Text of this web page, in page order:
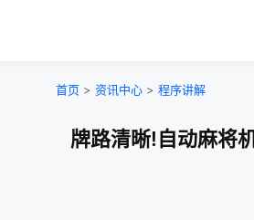
首页 > 资讯中心 > 程序讲解
牌路清晰!自动麻将